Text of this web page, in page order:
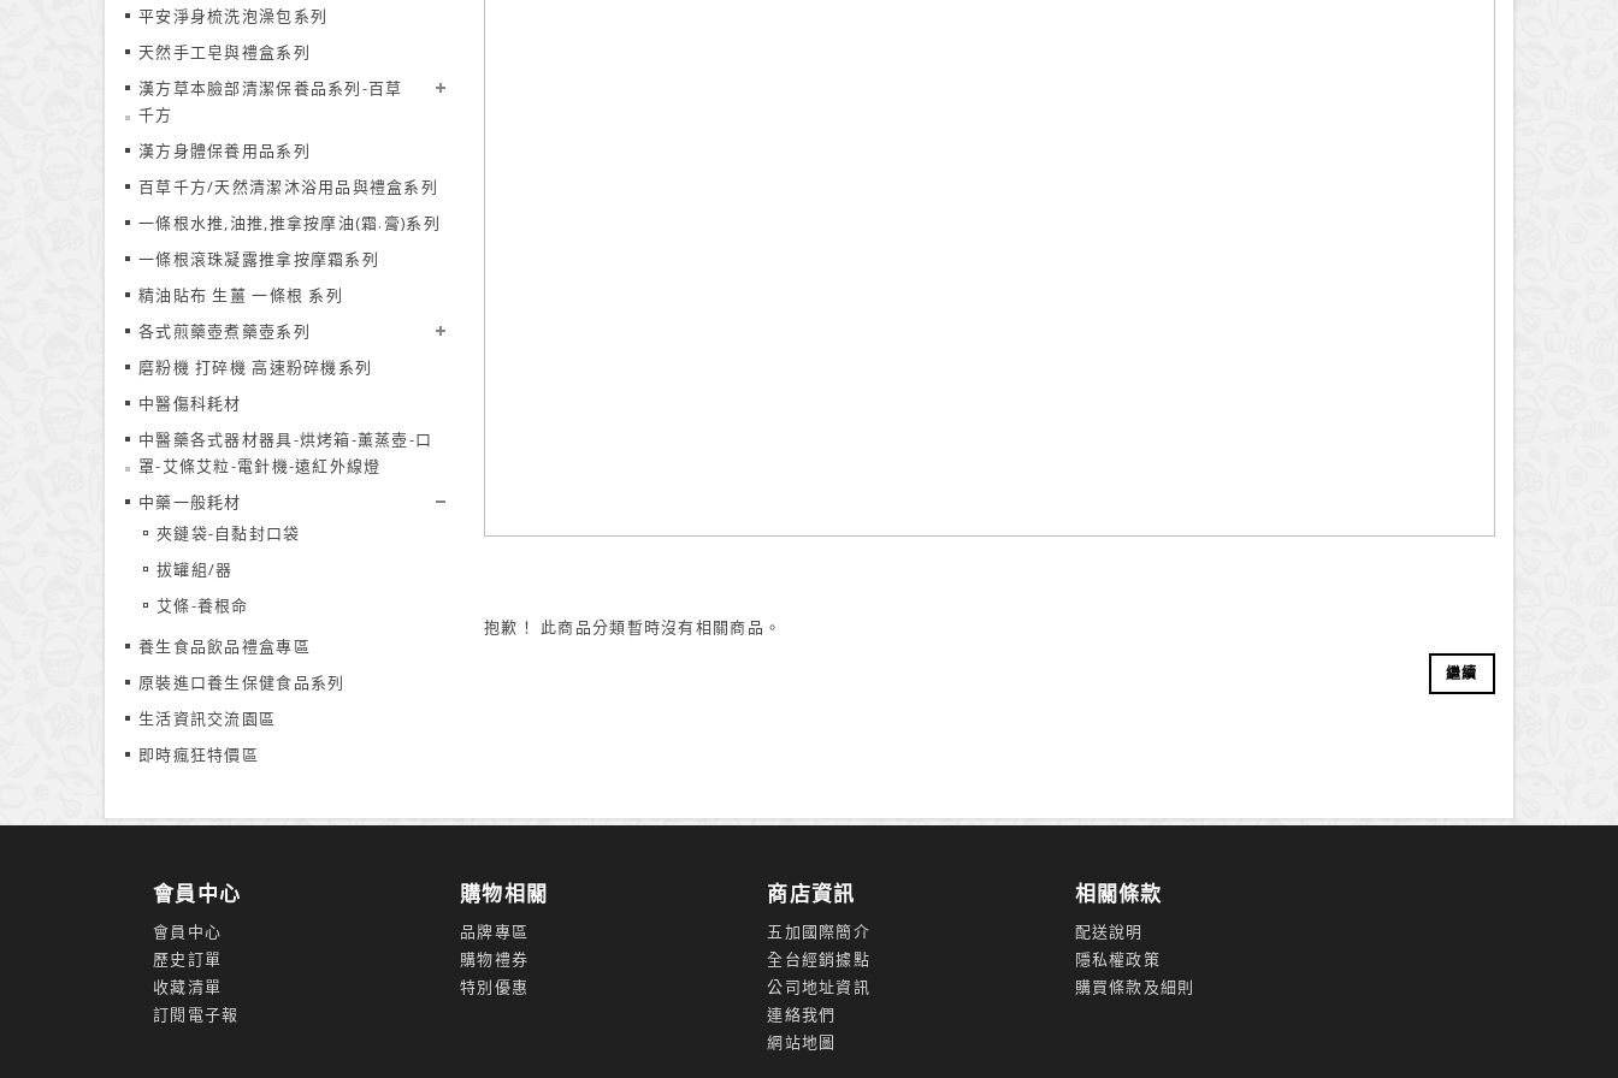
平安淨身梳洗泡澡包系列
天然手工皂與禮盒系列
漢方草本臉部清潔保養品系列-百草
千方
漢方身體保養用品系列
百草千方/天然清潔沐浴用品與禮盒系列
一條根水推,油推,推拿按摩油(霜.膏)系列
一條根滾珠凝露推拿按摩霜系列
精油貼布 生薑 一條根 系列
各式煎藥壺煮藥壺系列
磨粉機 打碎機 高速粉碎機系列
中醫傷科耗材
中醫藥各式器材器具-烘烤箱-薰蒸壺-口
罩-艾條艾粒-電針機-遠紅外線燈
中藥一般耗材
夾鏈袋-自黏封口袋
拔罐組/器
艾條-養根命
養生食品飲品禮盒專區
原裝進口養生保健食品系列
生活資訊交流園區
即時瘋狂特價區
抱歉！ 此商品分類暫時沒有相關商品。
繼續
會員中心
會員中心
歷史訂單
收藏清單
訂閱電子報
購物相關
品牌專區
購物禮券
特別優惠
商店資訊
五加國際簡介
全台經銷據點
公司地址資訊
連絡我們
網站地圖
相關條款
配送說明
隱私權政策
購買條款及細則